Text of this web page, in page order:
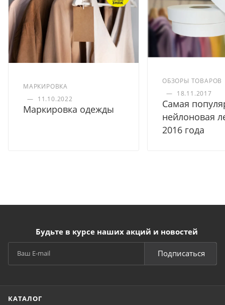
МАРКИРОВКА
— 11.10.2022
Маркировка одежды
ОБЗОРЫ ТОВАРОВ
— 18.11.2017
Самая
нейлоновая
2016 года
Будьте в курсе наших акций и новостей
Подписаться
КАТАЛОГ